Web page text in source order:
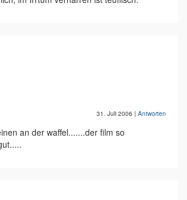
31. Juli 2006 | Antworten
an der waffel.......der film so